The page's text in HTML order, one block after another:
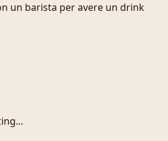
un barista per avere un drink